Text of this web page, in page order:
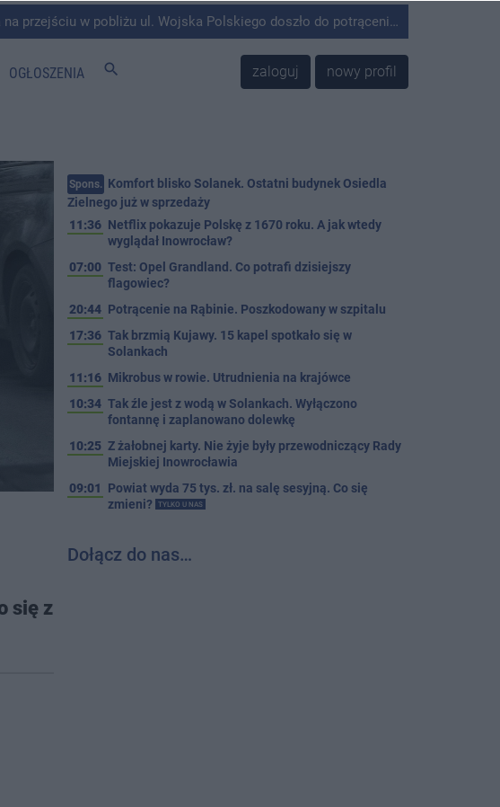
pobliżu ul. Wojska Polskiego doszło do potrącenia mężczyzny przez kierującego Mercedesem.
OGŁOSZENIA search zaloguj nowy profil
się z
Spons. Komfort blisko Solanek. Ostatni budynek Osiedla
Zielnego już w sprzedaży
11:36 Netflix pokazuje Polskę z 1670 roku. A jak wtedy
wyglądał Inowrocław?
07:00 Test: Opel Grandland. Co potrafi dzisiejszy
flagowiec?
20:44 Potrącenie na Rąbinie. Poszkodowany w szpitalu
17:36 Tak brzmią Kujawy. 15 kapel spotkało się w
Solankach
11:16 Mikrobus w rowie. Utrudnienia na krajówce
10:34 Tak źle jest z wodą w Solankach. Wyłączono
fontannę i zaplanowano dolewkę
10:25 Z żałobnej karty. Nie żyje były przewodniczący Rady
Miejskiej Inowrocławia
09:01
Powiat wyda 75 tys. zł. na salę sesyjną. Co się
zmieni?
TYLKO U NAS
Dołącz do nas…